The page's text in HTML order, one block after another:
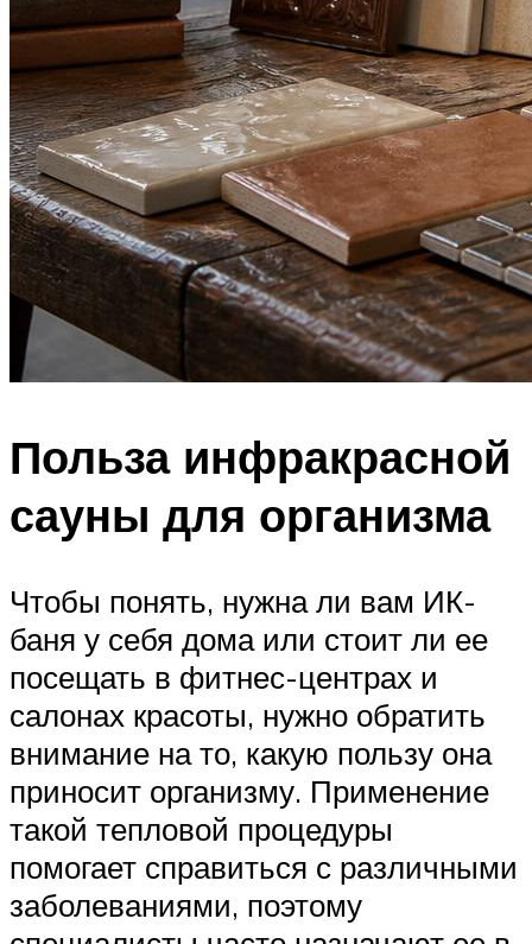
Польза инфракрасной
сауны для организма
Чтобы понять, нужна ли вам ИК-
баня у себя дома или стоит ли ее
посещать в фитнес-центрах и
салонах красоты, нужно обратить
внимание на то, какую пользу она
приносит организму. Применение
такой тепловой процедуры
помогает справиться с различными
заболеваниями, поэтому